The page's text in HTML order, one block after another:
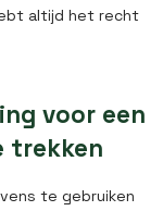
altijd het recht
voor een
trekken
te gebruiken